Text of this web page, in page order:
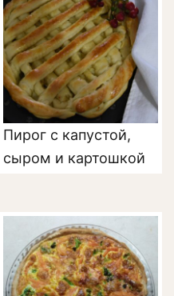
Пирог с капустой,
сыром и картошкой